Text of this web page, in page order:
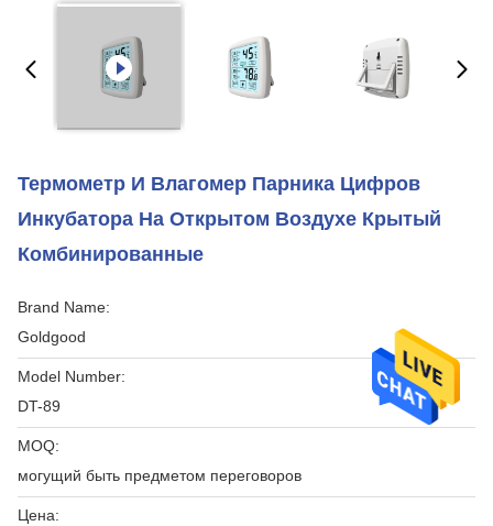
Термометр И Влагомер Парника Цифров
Инкубатора На Открытом Воздухе Крытый
Комбинированные
Brand Name:
Goldgood
Model Number:
DT-89
MOQ:
могущий быть предметом переговоров
Цена: